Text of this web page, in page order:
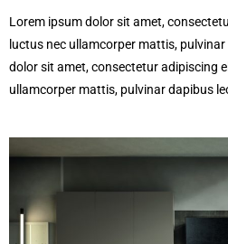
Lorem ipsum dolor sit amet,
luctus nec ullamcorper mattis,
dolor sit amet, consectetur adipiscing
ullamcorper mattis, pulvinar dapibus